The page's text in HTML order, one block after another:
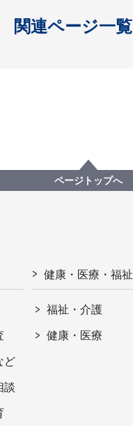
関連ページ一覧
開く
ページトップへ
ど
談
健康・医療・福祉
福祉・介護
健康・医療